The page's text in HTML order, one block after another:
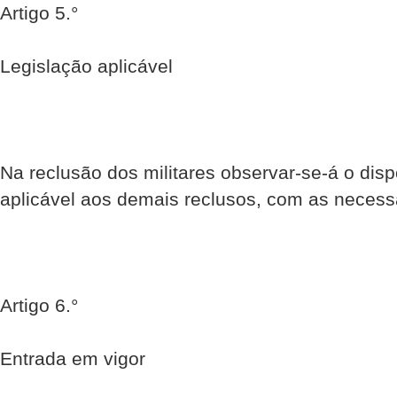
Artigo 5.°
Legislação aplicável
Na reclusão dos militares observar-se-á o
aplicável aos demais reclusos, com as
Artigo 6.°
Entrada em vigor